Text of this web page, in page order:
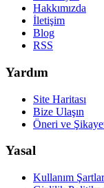
Hakkımızda
İletişim
Blog
RSS
Yardım
Site Haritası
Bize Ulaşın
Öneri ve
Yasal
Kullanım